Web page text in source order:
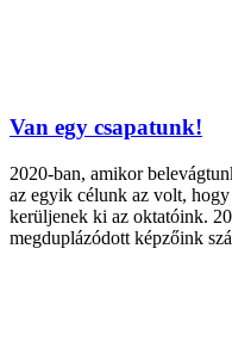
Van egy csapatunk!
2020-ban, amikor
az egyik célunk az volt,
kerüljenek ki az oktatóink.
megduplázódott képzőink